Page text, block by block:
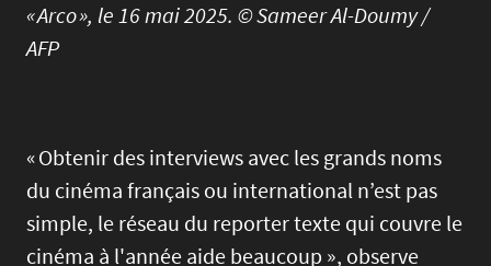
« Arco », le 16 mai 2025. © Sameer Al-Doumy /
AFP
« Obtenir des interviews avec les grands noms
du cinéma français ou international n’est pas
simple, le réseau du reporter texte qui couvre le
cinéma à l'année aide beaucoup », observe